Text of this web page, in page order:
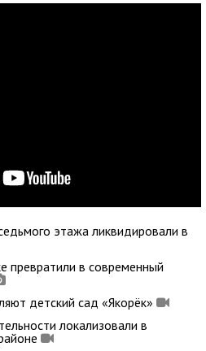
этажа ликвидировали в
превратили в современный
детский сад «Якорёк»
локализовали в